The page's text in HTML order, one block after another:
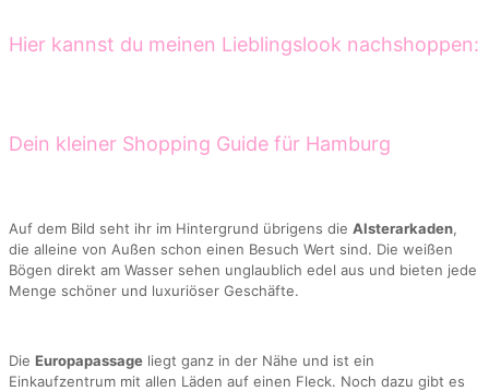
Hier kannst du meinen Lieblingslook nachshoppen:
Dein kleiner Shopping Guide für Hamburg
Auf dem Bild seht ihr im Hintergrund übrigens die Alsterarkaden,
die alleine von Außen schon einen Besuch Wert sind. Die weißen
Bögen direkt am Wasser sehen unglaublich edel aus und bieten jede
Menge schöner und luxuriöser Geschäfte.
Die Europapassage liegt ganz in der Nähe und ist ein
Einkaufzentrum mit allen Läden auf einen Fleck. Noch dazu gibt es